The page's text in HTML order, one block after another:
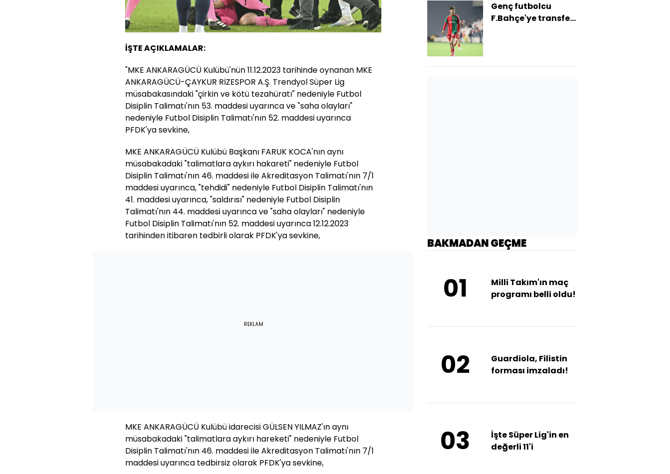
İŞTE AÇIKLAMALAR:
"MKE ANKARAGÜCÜ Kulübü'nün 11.12.2023 tarihinde oynanan MKE
ANKARAGÜCÜ-ÇAYKUR RİZESPOR A.Ş. Trendyol Süper Lig
müsabakasındaki "çirkin ve kötü tezahüratı" nedeniyle Futbol
Disiplin Talimatı'nın 53. maddesi uyarınca ve "saha olayları"
nedeniyle Futbol Disiplin Talimatı'nın 52. maddesi uyarınca
PFDK'ya sevkine,
MKE ANKARAGÜCÜ Kulübü Başkanı FARUK KOCA'nın aynı
müsabakadaki "talimatlara aykırı hakareti" nedeniyle Futbol
Disiplin Talimatı'nın 46. maddesi ile Akreditasyon Talimatı'nın 7/1
maddesi uyarınca, "tehdidi" nedeniyle Futbol Disiplin Talimatı'nın
41. maddesi uyarınca, "saldırısı" nedeniyle Futbol Disiplin
Talimatı'nın 44. maddesi uyarınca ve "saha olayları" nedeniyle
Futbol Disiplin Talimatı'nın 52. maddesi uyarınca 12.12.2023
tarihinden itibaren tedbirli olarak PFDK'ya sevkine,
REKLAM
MKE ANKARAGÜCÜ Kulübü idarecisi GÜLSEN YILMAZ'ın aynı
müsabakadaki "talimatlara aykırı hareketi" nedeniyle Futbol
Disiplin Talimatı'nın 46. maddesi ile Akreditasyon Talimatı'nın 7/1
maddesi uyarınca tedbirsiz olarak PFDK'ya sevkine,
Genç futbolcu
F.Bahçe'ye transfer
BAKMADAN GEÇME
01
Milli Takım'ın maç
programı belli oldu!
02
Guardiola, Filistin
forması imzaladı!
03
İşte Süper Lig'in en
değerli 11'i